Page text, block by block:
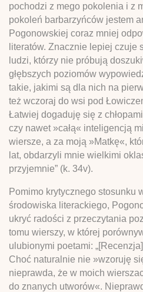
pochodzi z mego pokolenia i z
pokoleń barbarzyńców jestem
Pogonowskiej coraz mniej
literatów. Znacznie lepiej czuje
ludzi, którzy nie próbują
głębszych poziomów
takie, jakimi są dla nich na
też wczoraj do wsi pod
Łatwiej dogaduję się z
czy nawet »całą« inteligencją
wiersze, a za moją »Matkę«,
lat, obdarzyli mnie wielkimi
przyjemnie” (k. 34v).
Pomimo krytycznego stosunku
środowiska literackiego,
ukryć radości z przeczytania
tomu wierszy, w której
ulubionymi poetami:
Choć naturalnie nie »wzoruję
nieprawda, że w moich
do znanych utworów«.